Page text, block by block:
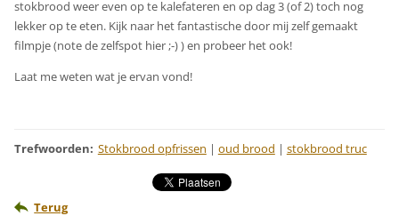
stokbrood weer even op te kalefateren en op dag 3 (of 2) toch nog
lekker op te eten. Kijk naar het fantastische door mij zelf gemaakt
filmpje (note de zelfspot hier ;-) ) en probeer het ook!
Laat me weten wat je ervan vond!
Trefwoorden: Stokbrood opfrissen | oud brood | stokbrood truc
Terug